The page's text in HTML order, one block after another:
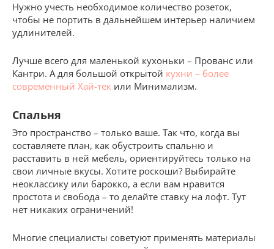
Нужно учесть необходимое количество розеток,
чтобы не портить в дальнейшем интерьер наличием
удлинителей.
Лучше всего для маленькой кухоньки – Прованс или
Кантри. А для большой открытой кухни – более
современный Хай-тек или Минимализм.
Спальня
Это пространство – только ваше. Так что, когда вы
составляете план, как обустроить спальню и
расставить в ней мебель, ориентируйтесь только на
свои личные вкусы. Хотите роскоши? Выбирайте
неоклассику или барокко, а если вам нравится
простота и свобода – то делайте ставку на лофт. Тут
нет никаких ограничений!
Многие специалисты советуют применять материалы